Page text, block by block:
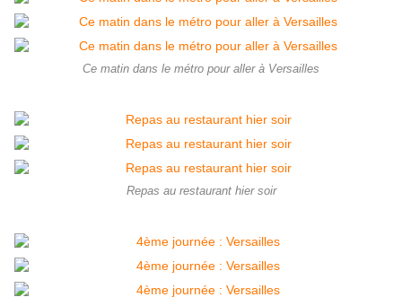
Ce matin dans le métro pour aller à Versailles
Repas au restaurant hier soir